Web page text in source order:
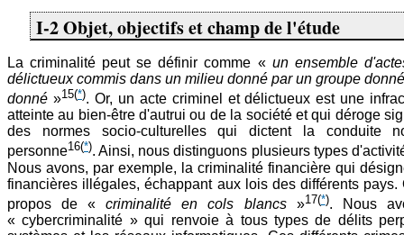
I-2 Objet, objectifs et champ de l'étude
La criminalité peut se définir comme « un ensemble
délictueux commis dans un milieu donné par un groupe
donné »15(*). Or, un acte criminel et délictueux est une
atteinte au bien-être d'autrui ou de la société et qui déroge
des normes socio-culturelles qui dictent la conduite
personne16(*). Ainsi, nous distinguons plusieurs types
Nous avons, par exemple, la criminalité financière qui
financières illégales, échappant aux lois des différents pays.
propos de «criminalité en cols blancs»17(*). Nous
« cybercriminalité » qui renvoie à tous types de délits